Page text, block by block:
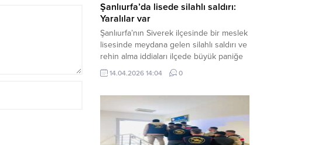
Şanlıurfa’da lisede silahlı saldırı:
Yaralılar var
Şanlıurfa’nın Siverek ilçesinde bir meslek
lisesinde meydana gelen silahlı saldırı ve
rehin alma iddiaları ilçede büyük paniğe
neden oldu. Olay yerine çok sayıda özel
harekat polisi ve sağlık ekibi sevk
çalışmaları devam ediyor. Haber Merkezi
– Siverek ilçesi Hasan Çelebi
Mahallesi’nde bulunan Ahmet Koyuncu
Mesleki...
14.04.2026 14:04 0